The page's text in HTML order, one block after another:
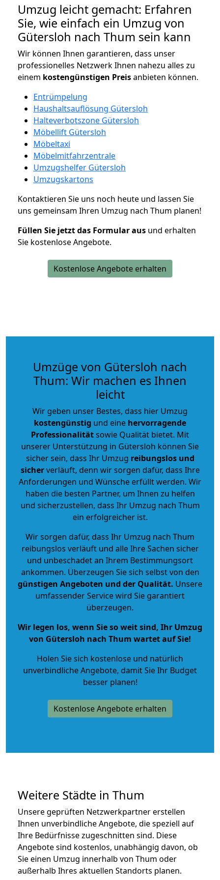
Umzug leicht gemacht: Erfahren
Sie, wie einfach ein Umzug von
Gütersloh nach Thum sein kann
Wir können Ihnen garantieren, dass unser
professionelles Netzwerk Ihnen nahezu alles zu
einem kostengünstigen Preisanbieten können.
Entrümpelung
Haushaltsauflösung Gütersloh
Halteverbotszone Gütersloh
Möbellift Gütersloh
Möbeltaxi
Möbelmitfahrzentrale
Umzugshelfer Gütersloh
Umzugskartons
Kontaktieren Sie uns noch heute und lassen Sie
uns gemeinsam Ihren Umzug nach Thum planen!
Füllen Sie jetzt das Formular aus und erhalten
Sie kostenlose Angebote.
Kostenlose Angebote erhalten
Umzüge von Gütersloh nach
Thum: Wir machen es Ihnen
leicht
Wir geben unser Bestes, dass hier Umzug
kostengünstig und eine hervorragende
Professionalitätsowie Qualität bietet. Mit
unserer Unterstützung in Gütersloh können Sie
sicher sein, dass Ihr Umzug reibungslos und
sicherverläuft, denn wir sorgen dafür, dass Ihre
Anforderungen und Wünsche erfüllt werden. Wir
haben die besten Partner, um Ihnen zu helfen
und sicherzustellen, dass Ihr Umzug nach Thum
ein erfolgreicher ist.
Wir sorgen dafür, dass Ihr Umzug nach Thum
reibungslos verläuft und alle Ihre Sachen sicher
und unbeschadet an Ihrem Bestimmungsort
ankommen. Überzeugen Sie sich selbst von den
günstigen Angeboten und der Qualität. Unsere
umfassender Service wird Sie garantiert
überzeugen.
Wir legen los, wenn Sie so weit sind, Ihr Umzug
von Gütersloh nach Thum wartet auf Sie!
Holen Sie sich kostenlose und natürlich
unverbindliche Angebote, damit Sie Ihr Budget
besser planen!
Kostenlose Angebote erhalten
Weitere Städte in Thum
Unsere geprüften Netzwerkpartner erstellen
Ihnen unverbindliche Angebote, die speziell auf
Ihre Bedürfnisse zugeschnitten sind. Diese
Angebote sind kostenlos, unabhängig davon, ob
Sie einen Umzug innerhalb von Thum oder
außerhalb Ihres aktuellen Standorts planen.